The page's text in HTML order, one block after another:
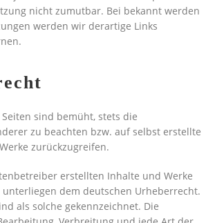
nicht zumutbar. Bei bekannt werden
werden wir derartige Links
sind bemüht, stets die
zu beachten bzw. auf selbst erstellte
zurückzugreifen.
erstellten Inhalte und Werke
dem deutschen Urheberrecht.
als solche gekennzeichnet. Die